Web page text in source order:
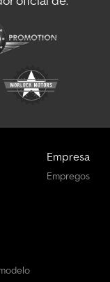
=.=.=.=.=.=.
de acordo com
GmbH
Y S S
Amsynqn
=.=.=.=.=. As
Empresa
Empregos